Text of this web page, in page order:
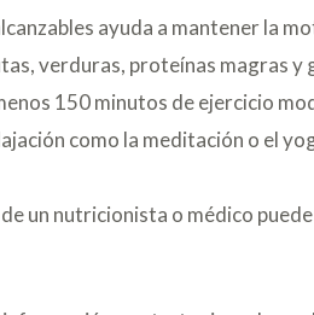
ayuda a mantener la
verduras, proteínas magras y
150 minutos de ejercicio
como la meditación o el
un nutricionista o médico